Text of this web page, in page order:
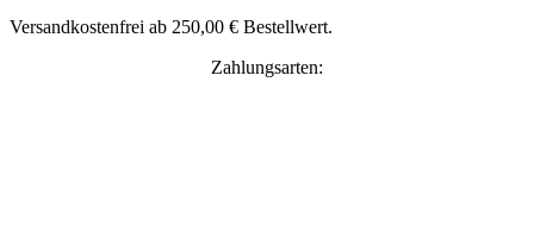
Versandkostenfrei ab 250,00 € Bestellwert.
Zahlungsarten: